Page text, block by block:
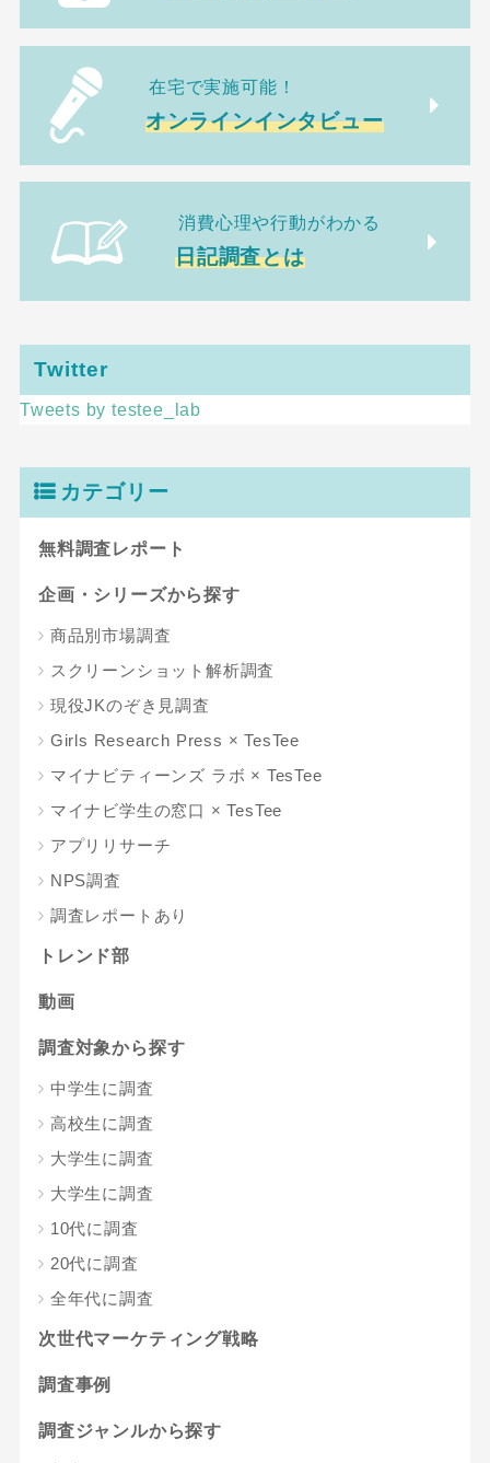
在宅で実施可能！
オンラインインタビュー
消費心理や行動がわかる
日記調査とは
Twitter
Tweets by testee_lab
カテゴリー
無料調査レポート
企画・シリーズから探す
商品別市場調査
スクリーンショット解析調査
現役JKのぞき見調査
Girls Research Press × TesTee
マイナビティーンズ ラボ × TesTee
マイナビ学生の窓口 × TesTee
アプリリサーチ
NPS調査
調査レポートあり
トレンド部
動画
調査対象から探す
中学生に調査
高校生に調査
大学生に調査
大学生に調査
10代に調査
20代に調査
全年代に調査
次世代マーケティング戦略
調査事例
調査ジャンルから探す